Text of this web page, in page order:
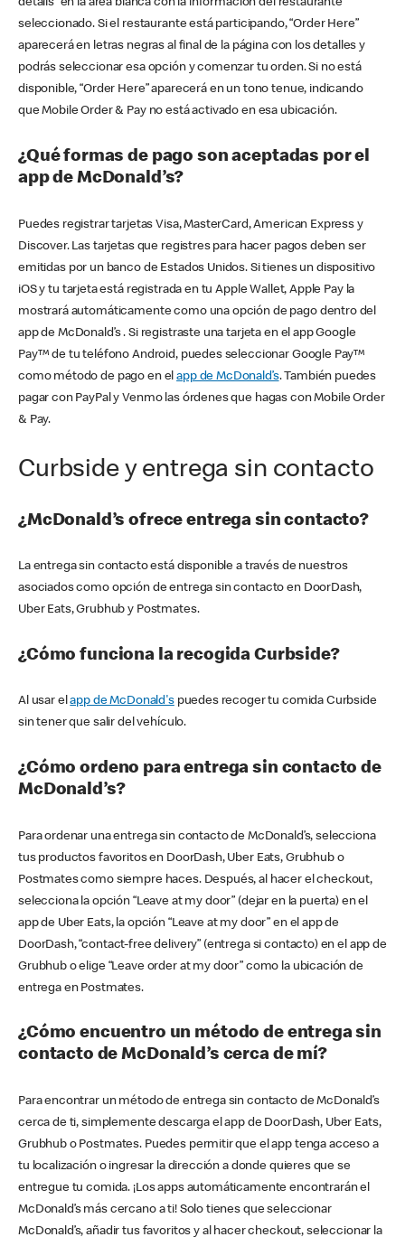
details” en la área blanca con la información del restaurante
seleccionado. Si el restaurante está participando, “Order Here”
aparecerá en letras negras al final de la página con los detalles y
podrás seleccionar esa opción y comenzar tu orden. Si no está
disponible, “Order Here” aparecerá en un tono tenue, indicando
que Mobile Order & Pay no está activado en esa ubicación.
¿Qué formas de pago son aceptadas por el
app de McDonald’s?
Puedes registrar tarjetas Visa, MasterCard, American Express y
Discover. Las tarjetas que registres para hacer pagos deben ser
emitidas por un banco de Estados Unidos. Si tienes un dispositivo
iOS y tu tarjeta está registrada en tu Apple Wallet, Apple Pay la
mostrará automáticamente como una opción de pago dentro del
app de McDonald’s . Si registraste una tarjeta en el app Google
Pay™ de tu teléfono Android, puedes seleccionar Google Pay™
como método de pago en elapp de McDonald’s. También puedes
pagar con PayPal y Venmo las órdenes que hagas con Mobile Order
& Pay.
Curbside y entrega sin contacto
¿McDonald’s ofrece entrega sin contacto?
La entrega sin contacto está disponible a través de nuestros
asociados como opción de entrega sin contacto en DoorDash,
Uber Eats, Grubhub y Postmates.
¿Cómo funciona la recogida Curbside?
Al usar elapp de McDonald'spuedes recoger tu comida Curbside
sin tener que salir del vehículo.
¿Cómo ordeno para entrega sin contacto de
McDonald’s?
Para ordenar una entrega sin contacto de McDonald’s, selecciona
tus productos favoritos en DoorDash, Uber Eats, Grubhub o
Postmates como siempre haces. Después, al hacer el checkout,
selecciona la opción “Leave at my door” (dejar en la puerta) en el
app de Uber Eats, la opción “Leave at my door” en el app de
DoorDash, “contact-free delivery” (entrega si contacto) en el app de
Grubhub o elige “Leave order at my door” como la ubicación de
entrega en Postmates.
¿Cómo encuentro un método de entrega sin
contacto de McDonald’s cerca de mí?
Para encontrar un método de entrega sin contacto de McDonald’s
cerca de ti, simplemente descarga el app de DoorDash, Uber Eats,
Grubhub o Postmates. Puedes permitir que el app tenga acceso a
tu localización o ingresar la dirección a donde quieres que se
entregue tu comida. ¡Los apps automáticamente encontrarán el
McDonald’s más cercano a ti! Solo tienes que seleccionar
McDonald’s, añadir tus favoritos y al hacer checkout, seleccionar la